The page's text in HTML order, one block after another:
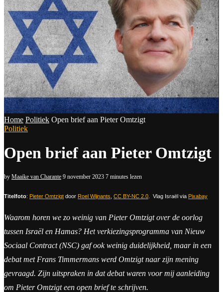
Home Politiek Open brief aan Pieter Omtzigt
Politiek
Open brief aan Pieter Omtzigt
by Maaike van Charante 9 november 2023 7 minutes lezen
Titelfoto: Pieter Omtzigt door Roel Wijnants CC BY-NC 2.0 . Vlag Israël via Pixabay
Waarom horen we zo weinig van Pieter Omtzigt over de oorlog
tussen Israël en Hamas? Het verkiezingsprogramma van Nieuw
Sociaal Contract (NSC) gaf ook weinig duidelijkheid, maar in een
debat met Frans Timmermans werd Omtzigt naar zijn mening
gevraagd. Zijn uitspraken in dat debat waren voor mij aanleiding
om Pieter Omtzigt een open brief te schrijven.